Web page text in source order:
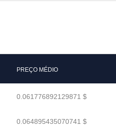
PREÇO MÉDIO
0.061776892129871 $
0.064895435070741 $